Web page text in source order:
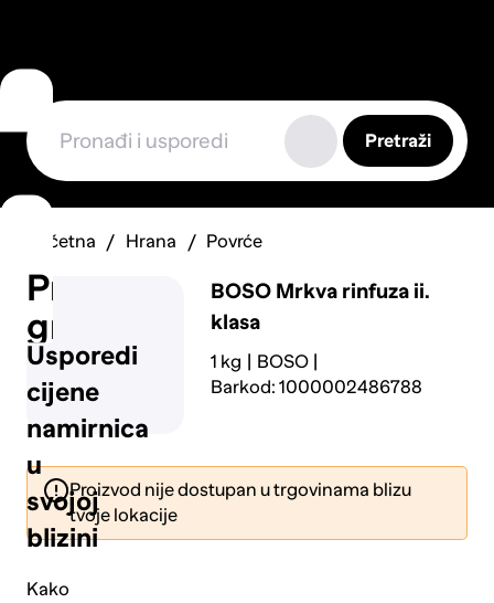
Usporedi
cijene
namirnica
u
svojoj
blizini
Kako
Prijavi
grešku
Pretraži
Početna Hrana Povrće
BOSO Mrkva rinfuza ii.
klasa
1 kg
BOSO
Barkod: 1000002486788
Proizvod nije dostupan u trgovinama blizu
tvoje lokacije